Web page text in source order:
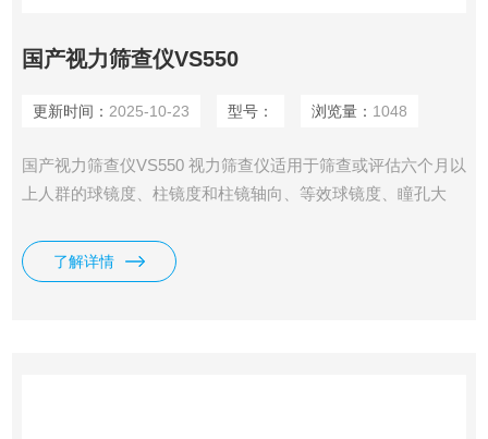
国产视力筛查仪VS550
更新时间： 2025-10-23 型号： 浏览量： 1048
国产视力筛查仪VS550 视力筛查仪适用于筛查或评估六个月以
上人群的球镜度、柱镜度和柱镜轴向、等效球镜度、瞳孔大
医疗机构进行诊断和治疗。
了解详情